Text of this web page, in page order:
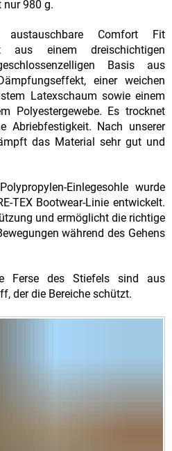
nur 980 g.
Comfort Fit
aus einem dreischichtigen
Basis aus
einer weichen
Latexschaum sowie einem
Polyestergewebe. Es trocknet
Abriebfestigkeit. Nach unserer
das Material sehr gut und
Einlegesohle wurde
TEX Bootwear-Linie entwickelt.
und ermöglicht die richtige
während des Gehens
Ferse des Stiefels sind aus
der die Bereiche schützt.